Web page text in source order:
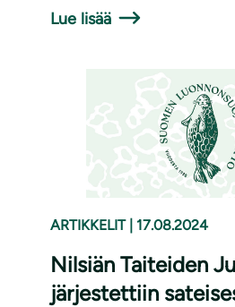
Lue lisää
ARTIKKELIT 17.08.2024
Nilsiän Taiteiden
järjestettiin